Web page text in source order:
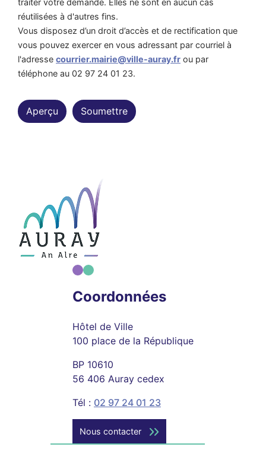
traiter votre demande. Elles ne sont en aucun cas
réutilisées à d'autres fins.
Vous disposez d’un droit d’accès et de rectification que
vous pouvez exercer en vous adressant par courriel à
l'adresse courrier.mairie@ville-auray.fr ou par
téléphone au 02 97 24 01 23.
Coordonnées
Hôtel de Ville
100 place de la République
BP 10610
56 406 Auray cedex
Tél : 02 97 24 01 23
Nous contacter